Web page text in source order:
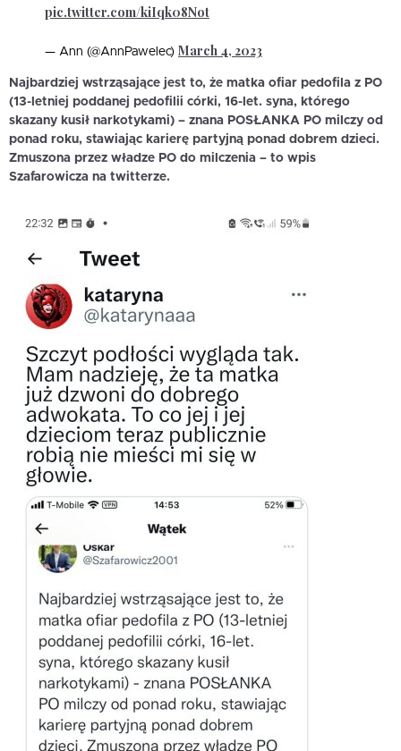
pic.twitter.com/kiIqk08Not
— Ann (@AnnPawelec) March 4, 2023
Najbardziej wstrząsające jest to, że matka ofiar pedofila z PO
(13-letniej poddanej pedofilii córki, 16-let. syna, którego
skazany kusił narkotykami) – znana POSŁANKA PO milczy od
ponad roku, stawiając karierę partyjną ponad dobrem dzieci.
Zmuszona przez władze PO do milczenia – to wpis
Szafarowicza na twitterze.